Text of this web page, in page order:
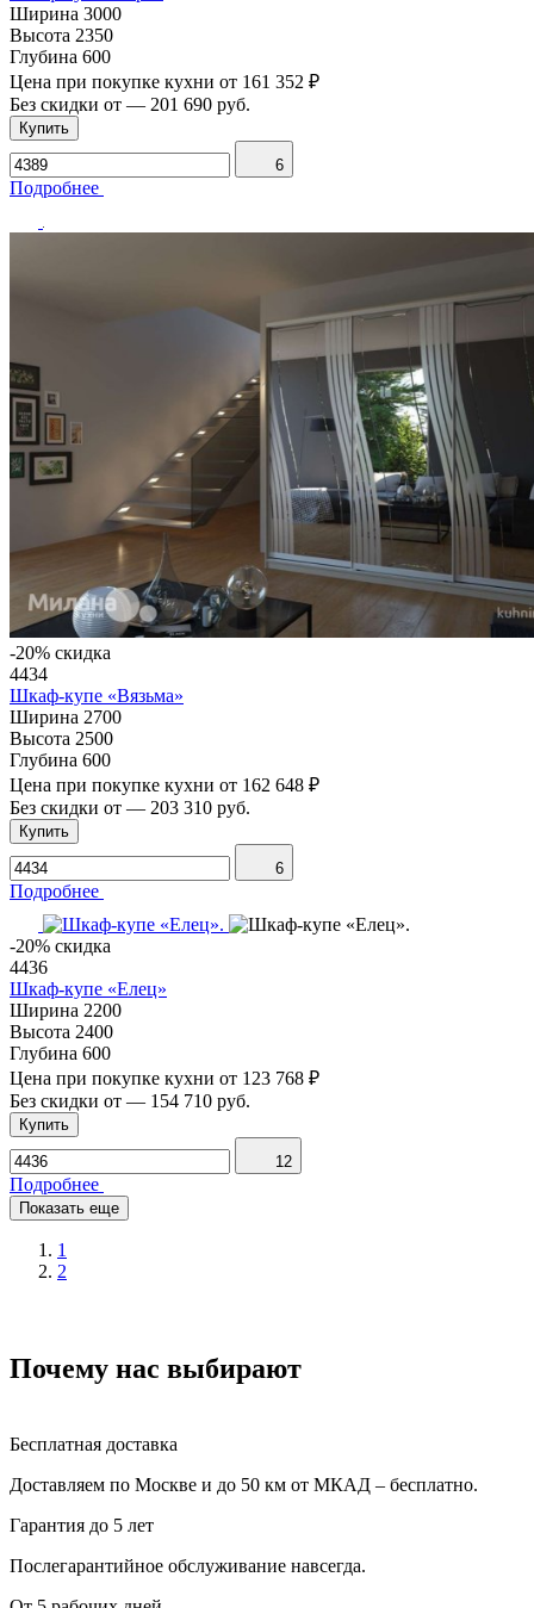
Ширина 3000
Высота 2350
Глубина 600
Цена при покупке кухни от 161 352 ₽
Без скидки от — 201 690 руб.
Купить
6
Подробнее
-20% скидка
4434
Шкаф-купе «Вязьма»
Ширина 2700
Высота 2500
Глубина 600
Цена при покупке кухни от 162 648 ₽
Без скидки от — 203 310 руб.
Купить
6
Подробнее
-20% скидка
4436
Шкаф-купе «Елец»
Ширина 2200
Высота 2400
Глубина 600
Цена при покупке кухни от 123 768 ₽
Без скидки от — 154 710 руб.
Купить
12
Подробнее
Показать еще
1
2
Почему нас выбирают
Бесплатная доставка
Доставляем по Москве и до 50 км от МКАД – бесплатно.
Гарантия до 5 лет
Послегарантийное обслуживание навсегда.